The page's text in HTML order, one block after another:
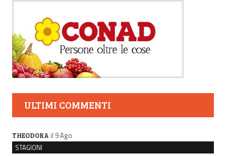
ULTIMI COMMENTI
THEODORA il 9 Ago
STAGIONI